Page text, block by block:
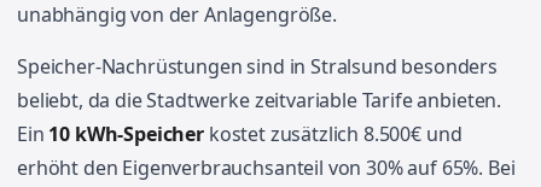
unabhängig von der Anlagengröße.
Speicher-Nachrüstungen sind in Stralsund besonders
beliebt, da die Stadtwerke zeitvariable Tarife anbieten.
Ein 10 kWh-Speicherkostet zusätzlich 8.500€ und
erhöht den Eigenverbrauchsanteil von 30% auf 65%. Bei